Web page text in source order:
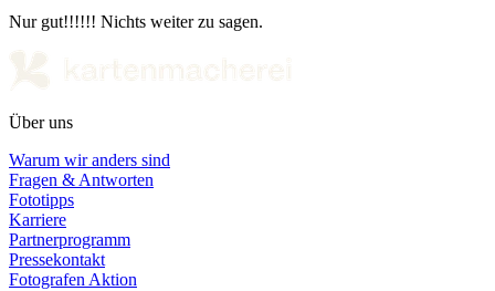
Nur gut!!!!!! Nichts weiter zu sagen.
Über uns
Warum wir anders sind
Fragen & Antworten
Fototipps
Karriere
Partnerprogramm
Pressekontakt
Fotografen Aktion